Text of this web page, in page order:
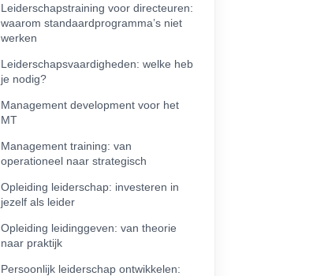
Leiderschapstraining voor directeuren:
waarom standaardprogramma’s niet
werken
Leiderschapsvaardigheden: welke heb
je nodig?
Management development voor het
MT
Management training: van
operationeel naar strategisch
Opleiding leiderschap: investeren in
jezelf als leider
Opleiding leidinggeven: van theorie
naar praktijk
Persoonlijk leiderschap ontwikkelen: